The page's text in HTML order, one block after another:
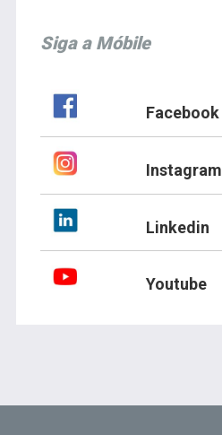
Siga a Móbile
Facebook
Instagram
Linkedin
Youtube